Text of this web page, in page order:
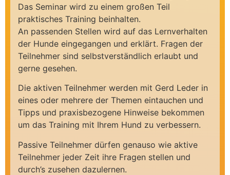
Das Seminar wird zu einem großen Teil
praktisches Training beinhalten.
An passenden Stellen wird auf das Lernverhalten
der Hunde eingegangen und erklärt. Fragen der
Teilnehmer sind selbstverständlich erlaubt und
gerne gesehen.
Die aktiven Teilnehmer werden mit Gerd Leder in
eines oder mehrere der Themen eintauchen und
Tipps und praxisbezogene Hinweise bekommen
um das Training mit Ihrem Hund zu verbessern.
Passive Teilnehmer dürfen genauso wie aktive
Teilnehmer jeder Zeit ihre Fragen stellen und
durch’s zusehen dazulernen.